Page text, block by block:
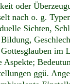
oder
nach o. g.
Sichten,
im
Aspekte;
ggü.